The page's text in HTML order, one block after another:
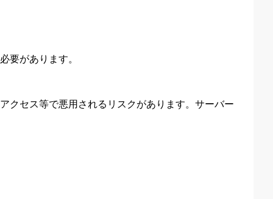
要があります。
クセス等で悪用されるリスクがあります。サーバー